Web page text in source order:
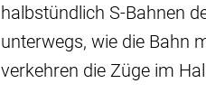
halbstündlich S-Bahnen
unterwegs, wie die Bahn
verkehren die Züge im